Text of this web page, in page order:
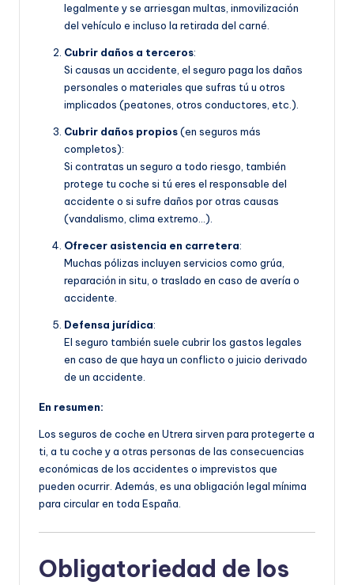
legalmente y se arriesgan multas, inmovilización
del vehículo e incluso la retirada del carné.
Cubrir daños a terceros:
Si causas un accidente, el seguro paga los daños
personales o materiales que sufras tú u otros
implicados (peatones, otros conductores, etc.).
Cubrir daños propios(en seguros más
completos):
Si contratas un seguro a todo riesgo, también
protege tu coche si tú eres el responsable del
accidente o si sufre daños por otras causas
(vandalismo, clima extremo…).
Ofrecer asistencia en carretera:
Muchas pólizas incluyen servicios como grúa,
reparación in situ, o traslado en caso de avería o
accidente.
Defensa jurídica:
El seguro también suele cubrir los gastos legales
en caso de que haya un conflicto o juicio derivado
de un accidente.
En resumen:
Los seguros de coche en Utrera sirven para protegerte a
ti, a tu coche y a otras personas de las consecuencias
económicas de los accidentes o imprevistos que
pueden ocurrir. Además, es una obligación legal mínima
para circular en toda España.
Obligatoriedad de los